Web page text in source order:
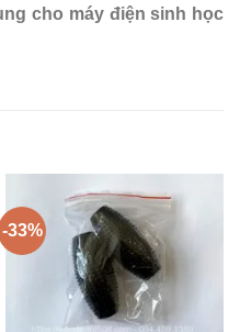
cho máy điện sinh học
-33%